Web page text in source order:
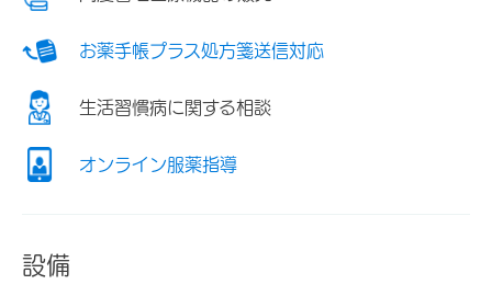
お薬手帳プラス処方箋送信対応
生活習慣病に関する相談
オンライン服薬指導
設備